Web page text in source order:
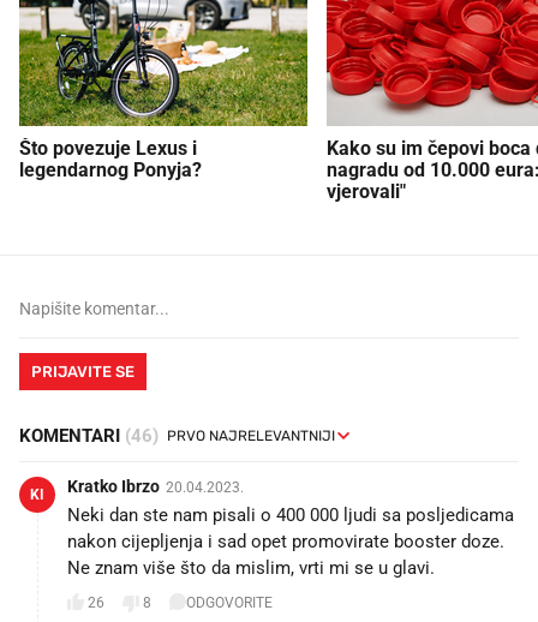
Što povezuje Lexus i
legendarnog Ponyja?
Kako su im čepovi boca
nagradu od 10.000
vjerovali"
PRIJAVITE SE
KOMENTARI (46)
KI Kratko Ibrzo 20.04.2023.
Neki dan ste nam pisali o 400 000 ljudi sa posljedicama
nakon cijepljenja i sad opet promovirate booster doze.
Ne znam više što da mislim, vrti mi se u glavi.
26 8 ODGOVORITE